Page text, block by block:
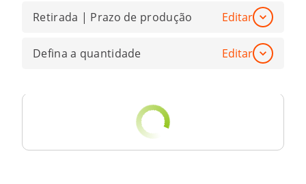
Retirada | Prazo de produção Editar
Defina a quantidade Editar